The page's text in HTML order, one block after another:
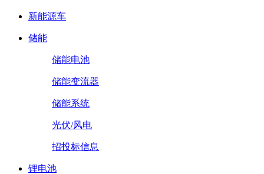
新能源车
储能
储能电池
储能变流器
储能系统
光伏/风电
招投标信息
锂电池